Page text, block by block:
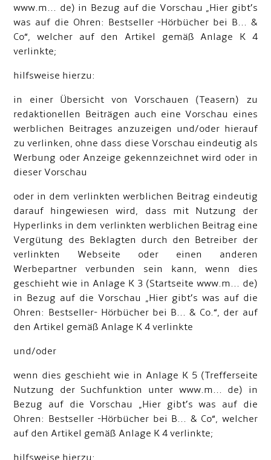
www.m... de) in Bezug auf die Vorschau „Hier gibt’s
was auf die Ohren: Bestseller -Hörbücher bei B... &
Co“, welcher auf den Artikel gemäß Anlage K 4
verlinkte;
hilfsweise hierzu:
in einer Übersicht von Vorschauen (Teasern) zu
redaktionellen Beiträgen auch eine Vorschau eines
werblichen Beitrages anzuzeigen und/oder hierauf
zu verlinken, ohne dass diese Vorschau eindeutig als
Werbung oder Anzeige gekennzeichnet wird oder in
dieser Vorschau
oder in dem verlinkten werblichen Beitrag eindeutig
darauf hingewiesen wird, dass mit Nutzung der
Hyperlinks in dem verlinkten werblichen Beitrag eine
Vergütung des Beklagten durch den Betreiber der
verlinkten Webseite oder einen anderen
Werbepartner verbunden sein kann, wenn dies
geschieht wie in Anlage K 3 (Startseite www.m... de)
in Bezug auf die Vorschau „Hier gibt’s was auf die
Ohren: Bestseller- Hörbücher bei B... & Co.“, der auf
den Artikel gemäß Anlage K 4 verlinkte
und/oder
wenn dies geschieht wie in Anlage K 5 (Trefferseite
Nutzung der Suchfunktion unter www.m... de) in
Bezug auf die Vorschau „Hier gibt’s was auf die
Ohren: Bestseller -Hörbücher bei B... & Co“, welcher
auf den Artikel gemäß Anlage K 4 verlinkte;
hilfsweise hierzu: